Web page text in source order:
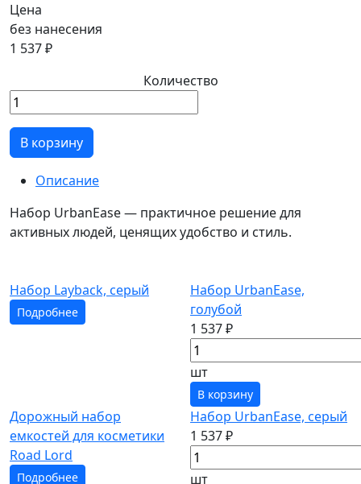
Цена
без нанесения
1 537 ₽
Количество
В корзину
Описание
Набор UrbanEase — практичное решение для
активных людей, ценящих удобство и стиль.
Набор Layback, серый
Подробнее
Набор UrbanEase,
голубой
1 537 ₽
шт
В корзину
Дорожный набор
емкостей для косметики
Road Lord
Подробнее
Набор UrbanEase, серый
1 537 ₽
шт